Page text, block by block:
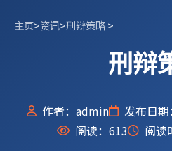
主页>资讯>刑辩策略>
刑辩
作者：admin
发布日
阅读： 613 阅读